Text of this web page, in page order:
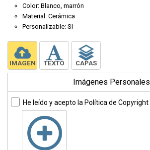
Color: Blanco, marrón
Material: Cerámica
Personalizable: SI
IMAGEN TEXTO CAPAS
Imágenes Personales
He leído y acepto la Política de Copyright